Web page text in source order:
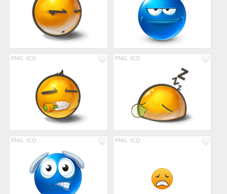
PNG ICO PNG ICO
PNG ICO PNG ICO